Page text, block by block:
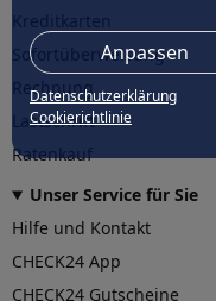
Anpassen
Datenschutzerklärung
Cookierichtlinie
Sofortüberweisung
Rechnung
Lastschrift
Ratenkauf
Unser Service für Sie
Hilfe und Kontakt
CHECK24 App
CHECK24 Gutscheine